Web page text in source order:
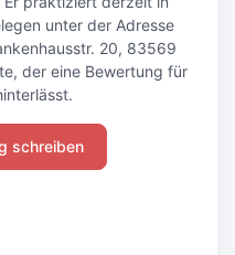
unter der Adresse
20, 83569
der eine Bewertung für
schreiben